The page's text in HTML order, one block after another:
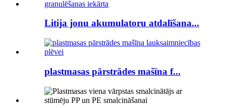
Litija jonu akumulatoru atdalīšana...
plastmasas pārstrādes mašīna f...